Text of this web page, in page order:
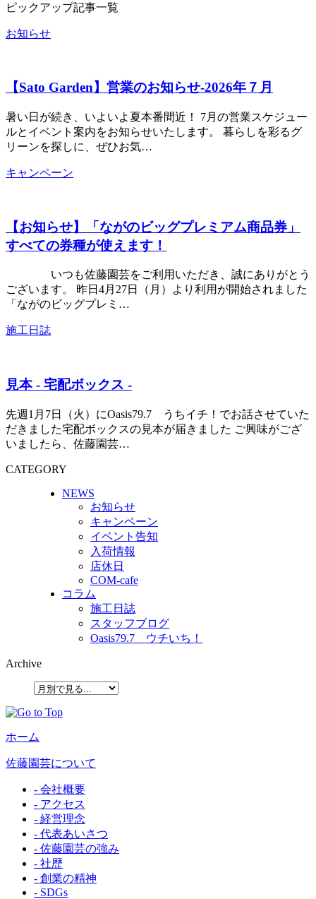
ピックアップ記事一覧
お知らせ
【Sato Garden】営業のお知らせ‐2026年７月
暑い日が続き、いよいよ夏本番間近！ 7月の営業スケジュー
ルとイベント案内をお知らせいたします。 暮らしを彩るグ
リーンを探しに、ぜひお気…
キャンペーン
【お知らせ】「ながのビッグプレミアム商品券」
すべての券種が使えます！
いつも佐藤園芸をご利用いただき、誠にありがとう
ございます。 昨日4月27日（月）より利用が開始されました
「ながのビッグプレミ…
施工日誌
見本 - 宅配ボックス -
先週1月7日（火）にOasis79.7 うちイチ！でお話させていた
だきました宅配ボックスの見本が届きました ご興味がござ
いましたら、佐藤園芸…
CATEGORY
NEWS
お知らせ
キャンペーン
イベント告知
入荷情報
店休日
COM-cafe
コラム
施工日誌
スタッフブログ
Oasis79.7 ウチいち！
Archive
ホーム
佐藤園芸について
- 会社概要
- アクセス
- 経営理念
- 代表あいさつ
- 佐藤園芸の強み
- 社歴
- 創業の精神
- SDGs